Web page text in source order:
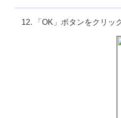
「OK」ボタンをクリッ